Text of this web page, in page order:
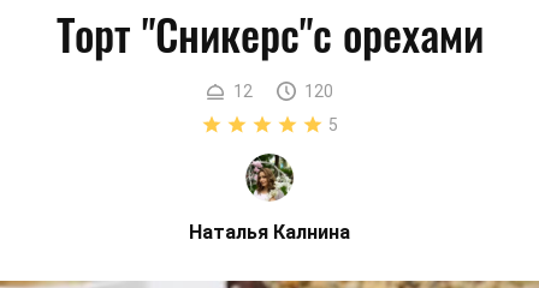
Торт "Сникерс"с орехами
12
120
5
Наталья Калнина